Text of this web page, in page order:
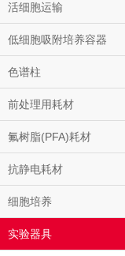
活细胞运输
低细胞吸附培养容器
色谱柱
前处理用耗材
氟树脂(PFA)耗材
抗静电耗材
细胞培养
实验器具